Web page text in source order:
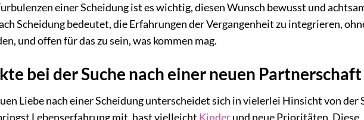
einer Scheidung ist es wichtig, diesen Wunsch bewusst und
Scheidung bedeutet, die Erfahrungen der Vergangenheit zu integrieren,
und offen für das zu sein, was kommen mag.
bei der Suche nach einer neuen Partnerschaft
Liebe nach einer Scheidung unterscheidet sich in vielerlei Hinsicht von der
Lebenserfahrung mit, hast vielleicht Kinderund neue Prioritäten. Diese